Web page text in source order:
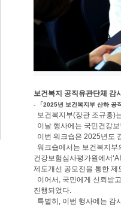
보건복지 공직유관단체 감
- 「2025년 보건복지부 산하 공
보건복지부(장관 조규홍)
이날 행사에는 국민건강
이번 워크숍은 2025년도
워크숍에서는 보건복지
건강보험심사평가원에서
제도개선 공모전을 통한 제
이어서, 국민에게 신뢰받
진행되었다.
특별히, 이번 행사에는 감